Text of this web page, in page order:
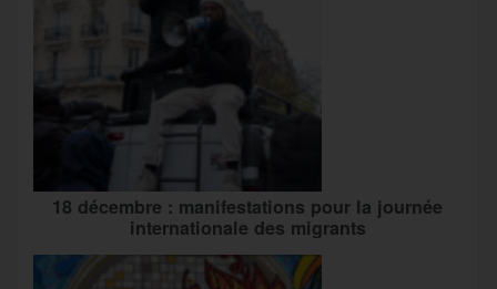
18 décembre : manifestations pour la journée
internationale des migrants